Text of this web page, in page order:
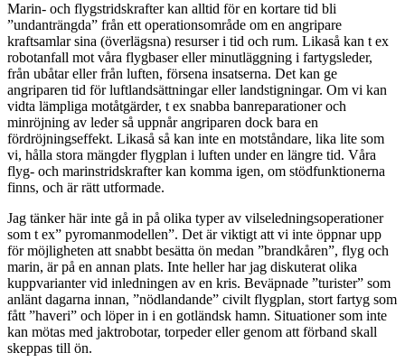
Marin- och flygstridskrafter kan alltid för en kortare tid bli
”undanträngda” från ett operationsområde om en angripare
kraftsamlar sina (överlägsna) resurser i tid och rum. Likaså kan t ex
robotanfall mot våra flygbaser eller minutläggning i fartygsleder,
från ubåtar eller från luften, försena insatserna. Det kan ge
angriparen tid för luftlandsättningar eller landstigningar. Om vi kan
vidta lämpliga motåtgärder, t ex snabba banreparationer och
minröjning av leder så uppnår angriparen dock bara en
fördröjningseffekt. Likaså så kan inte en motståndare, lika lite som
vi, hålla stora mängder flygplan i luften under en längre tid. Våra
flyg- och marinstridskrafter kan komma igen, om stödfunktionerna
finns, och är rätt utformade.
Jag tänker här inte gå in på olika typer av vilseledningsoperationer
som t ex” pyromanmodellen”. Det är viktigt att vi inte öppnar upp
för möjligheten att snabbt besätta ön medan ”brandkåren”, flyg och
marin, är på en annan plats. Inte heller har jag diskuterat olika
kuppvarianter vid inledningen av en kris. Beväpnade ”turister” som
anlänt dagarna innan, ”nödlandande” civilt flygplan, stort fartyg som
fått ”haveri” och löper in i en gotländsk hamn. Situationer som inte
kan mötas med jaktrobotar, torpeder eller genom att förband skall
skeppas till ön.